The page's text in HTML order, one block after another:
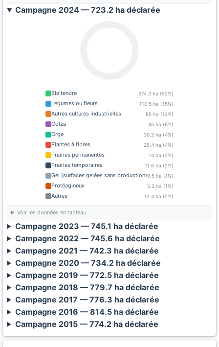
Campagne 2024 — 723.2 ha déclarée
Blé tendre 374.3 ha (52%)
Légumes ou fleurs 110.5 ha (15%)
Autres cultures industrielles 85 ha (12%)
Colza 45 ha (6%)
Orge 30.2 ha (4%)
Plantes à fibres 25.4 ha (4%)
Prairies permanentes 14 ha (2%)
Prairies temporaires 11.6 ha (2%)
Gel (surfaces gelées sans production)9.5 ha (1%)
Protéagineux 5.3 ha (1%)
Autres 12.4 ha (2%)
Voir les données en tableau
Campagne 2023 — 745.1 ha déclarée
Campagne 2022 — 745.6 ha déclarée
Campagne 2021 — 742.3 ha déclarée
Campagne 2020 — 734.2 ha déclarée
Campagne 2019 — 772.5 ha déclarée
Campagne 2018 — 779.7 ha déclarée
Campagne 2017 — 776.3 ha déclarée
Campagne 2016 — 814.5 ha déclarée
Campagne 2015 — 774.2 ha déclarée